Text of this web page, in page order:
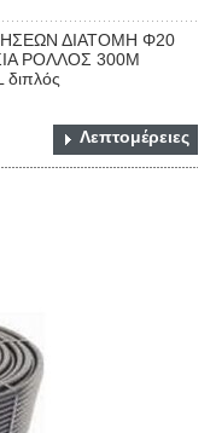
ΔΙΑΤΟΜΗ Φ20
ΡΟΛΛΟΣ 300Μ
διπλός
Λεπτομέρειες